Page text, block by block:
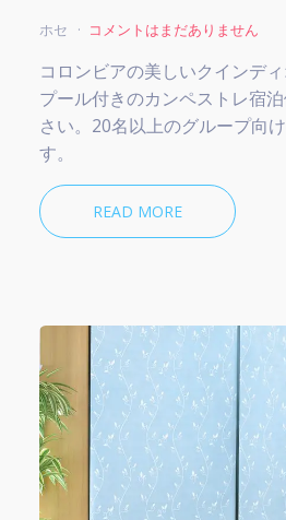
ホセ コメントはまだありません
コロンビアの美しいクインデ
プール付きのカンペストレ宿
さい。20名以上のグループ向
す。
READ MORE